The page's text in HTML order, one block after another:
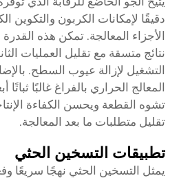
دقيقًا لإمكانات الكربون والتكوين
الأجزاء المعالجة. تمكن هذه
نتائج متسقة مع تقليل العمليات
التشغيل لإزالة عيوب السطح.
المعالج الحراري بالفراغ غالبًا ثباتًا
تشوه القطعة ويحسن الكفاءة
تقليل متطلبات ما بعد المعالجة.
تطبيقات التسخين الحثي
يمثل التسخين الحثي نهجًا سريعًا